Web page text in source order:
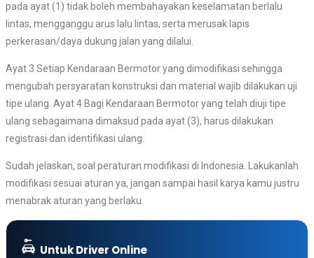
pada ayat (1) tidak boleh membahayakan keselamatan berlalu
lintas, mengganggu arus lalu lintas, serta merusak lapis
perkerasan/daya dukung jalan yang dilalui.
Ayat 3 Setiap Kendaraan Bermotor yang dimodifikasi sehingga
mengubah persyaratan konstruksi dan material wajib dilakukan uji
tipe ulang. Ayat 4 Bagi Kendaraan Bermotor yang telah diuji tipe
ulang sebagaimana dimaksud pada ayat (3), harus dilakukan
registrasi dan identifikasi ulang.
Sudah jelaskan, soal peraturan modifikasi di Indonesia. Lakukanlah
modifikasi sesuai aturan ya, jangan sampai hasil karya kamu justru
menabrak aturan yang berlaku.
Untuk Driver Online